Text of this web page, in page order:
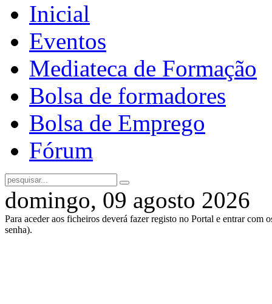
Inicial
Eventos
Mediateca de Formação
Bolsa de formadores
Bolsa de Emprego
Fórum
domingo, 09 agosto 2026
Para aceder aos ficheiros deverá fazer registo no Portal e entrar com
senha).